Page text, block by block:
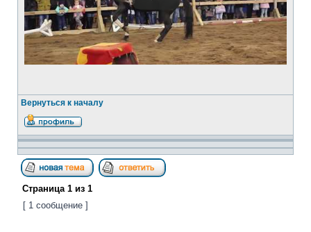
Вернуться к началу
Страница 1 из 1
[ 1 сообщение ]